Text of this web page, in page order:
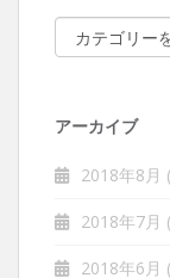
カテゴリー
アーカイブ
2018年8月
2018年7月
2018年6月